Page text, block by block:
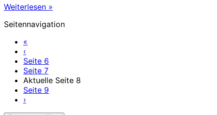
Weiterlesen »
Seitennavigation
«
‹
Seite 6
Seite 7
Aktuelle Seite 8
Seite 9
›